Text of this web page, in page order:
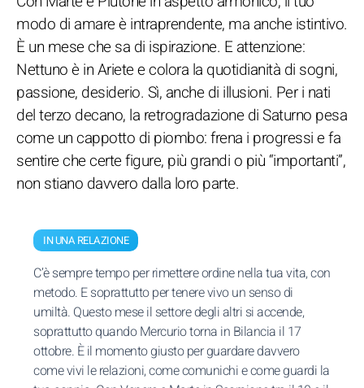
modo di amare è intraprendente, ma anche istintivo.
È un mese che sa di ispirazione. E attenzione:
Nettuno è in Ariete e colora la quotidianità di sogni,
passione, desiderio. Sì, anche di illusioni. Per i nati
del terzo decano, la retrogradazione di Saturno pesa
come un cappotto di piombo: frena i progressi e fa
sentire che certe figure, più grandi o più “importanti”,
non stiano davvero dalla loro parte.
IN UNA RELAZIONE
C’è sempre tempo per rimettere ordine nella tua vita, con
metodo. E soprattutto per tenere vivo un senso di
umiltà. Questo mese il settore degli altri si accende,
soprattutto quando Mercurio torna in Bilancia il 17
ottobre. È il momento giusto per guardare davvero
come vivi le relazioni, come comunichi e come guardi la